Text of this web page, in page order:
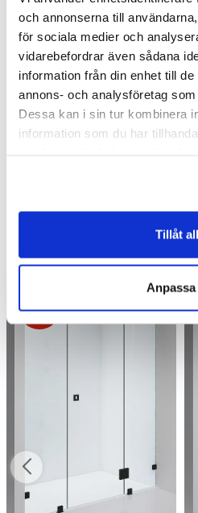
och annonserna till
för sociala medier och
vidarebefordrar även sådana
information från din enhet till
annons- och analysföretag
Dessa kan i sin tur kombinera
information som du har
Tillåt
Anpassa
INR_garantivillkor.pdf(77.97
Relaterade kategorier
Duschar /Nischdusch
Duschar
Liknande
Kampanj